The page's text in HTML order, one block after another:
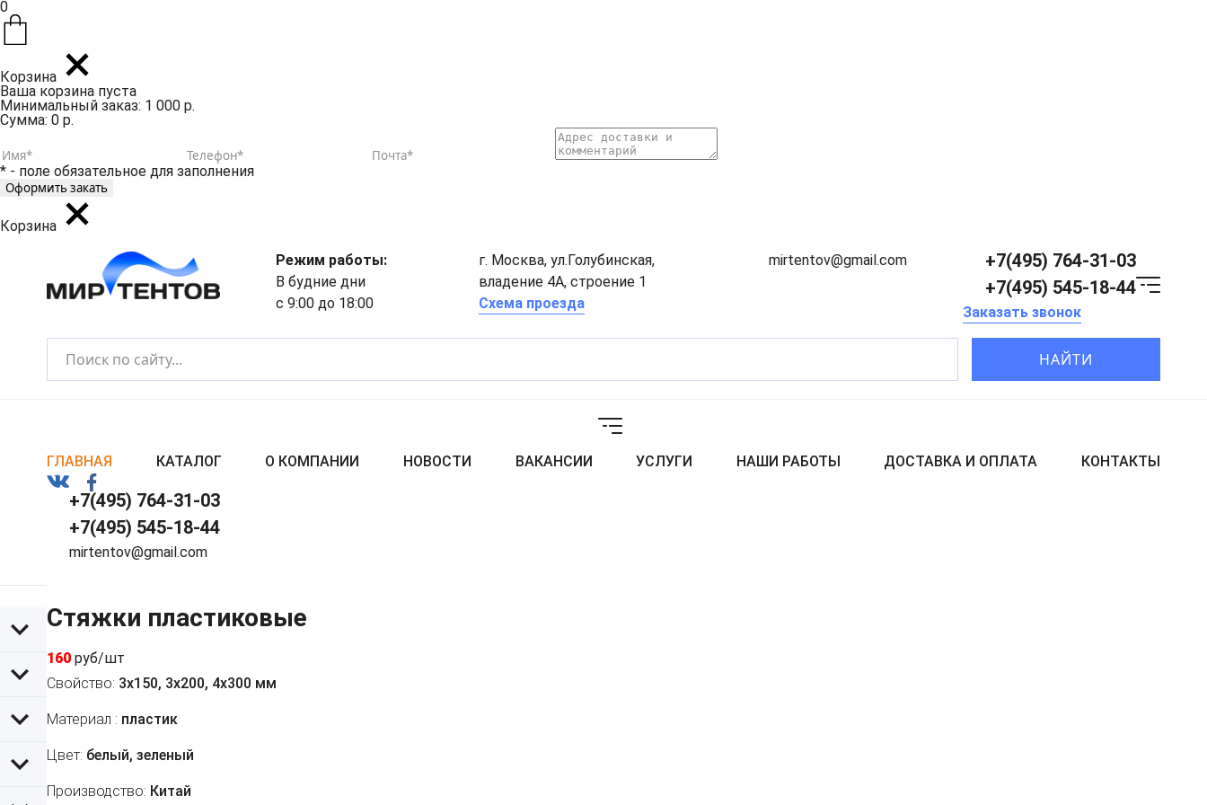
0
Корзина
Ваша корзина пуста
Минимальный заказ: 1 000 р.
Сумма: 0 р.
* - поле обязательное для заполнения
Корзина
Режим работы:
В будние дни
с 9:00 до 18:00
г. Москва, ул.Голубинская,
владение 4А, строение 1
Схема проезда
mirtentov@gmail.com
+7(495) 764-31-03
+7(495) 545-18-44
Заказать звонок
НАЙТИ
ГЛАВНАЯ КАТАЛОГ О КОМПАНИИ НОВОСТИ ВАКАНСИИ УСЛУГИ НАШИ РАБОТЫ ДОСТАВКА И ОПЛАТА КОНТАКТЫ
+7(495) 764-31-03
+7(495) 545-18-44
mirtentov@gmail.com
Стяжки пластиковые
160 руб/шт
Свойство: 3х150, 3х200, 4х300 мм
Материал : пластик
Цвет: белый, зеленый
Производство: Китай